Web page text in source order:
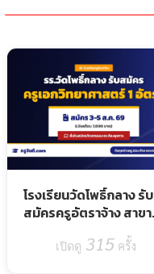
โรงเรียนวัดโพธิ์กลาง รับ
สมัครครูอัตราจ้าง สาขา
วิชาวิทยาศาสตร์ สมัคร 3-
5 ส.ค.69
315 ครั้ง